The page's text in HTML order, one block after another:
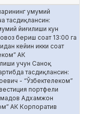
умумий
тасдиқлансин:
йиғилиши кун
бериш соат 13:00 га
кейин икки соат
АК
учун Саноқ
тасдиқлансин:
- “Ўзбектелеком”
портфели
Адхамжон
АК Корпоратив